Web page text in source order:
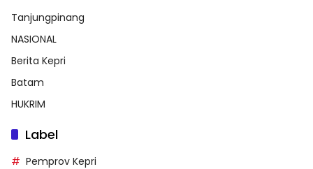
Tanjungpinang
NASIONAL
Berita Kepri
Batam
HUKRIM
Label
Pemprov Kepri